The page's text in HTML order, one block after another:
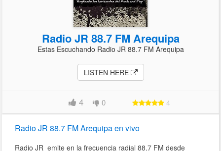
Radio JR 88.7 FM Arequipa
Estas Escuchando Radio JR 88.7 FM Arequipa
LISTEN HERE
4 0 4
Radio JR 88.7 FM Arequipa en vivo
Radio JR emite en la frecuencia radial 88.7 FM desde